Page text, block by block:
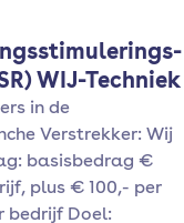
WIJ-Techniek
in de
Verstrekker: Wij
basisbedrag €
plus € 100,- per
bedrijf Doel: